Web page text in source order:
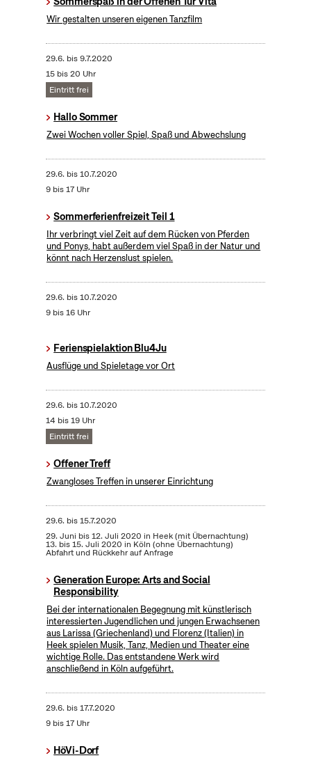
Wir gestalten unseren eigenen Tanzfilm
29.6. bis9.7.2020
15 bis 20 Uhr
Eintritt frei
Hallo Sommer
Zwei Wochen voller Spiel, Spaß und Abwechslung
29.6. bis10.7.2020
9 bis 17 Uhr
Sommerferienfreizeit Teil 1
Ihr verbringt viel Zeit auf dem Rücken von Pferden
und Ponys, habt außerdem viel Spaß in der Natur und
könnt nach Herzenslust spielen.
29.6. bis10.7.2020
9 bis 16 Uhr
Ferienspielaktion Blu4Ju
Ausflüge und Spieletage vor Ort
29.6. bis10.7.2020
14 bis 19 Uhr
Eintritt frei
Offener Treff
Zwangloses Treffen in unserer Einrichtung
29.6. bis15.7.2020
29. Juni bis 12. Juli 2020 in Heek (mit Übernachtung)
13. bis 15. Juli 2020 in Köln (ohne Übernachtung)
Abfahrt und Rückkehr auf Anfrage
Generation Europe: Arts and Social
Responsibility
Bei der internationalen Begegnung mit künstlerisch
interessierten Jugendlichen und jungen Erwachsenen
aus Larissa (Griechenland) und Florenz (Italien) in
Heek spielen Musik, Tanz, Medien und Theater eine
wichtige Rolle. Das entstandene Werk wird
anschließend in Köln aufgeführt.
29.6. bis17.7.2020
9 bis 17 Uhr
HöVi-Dorf